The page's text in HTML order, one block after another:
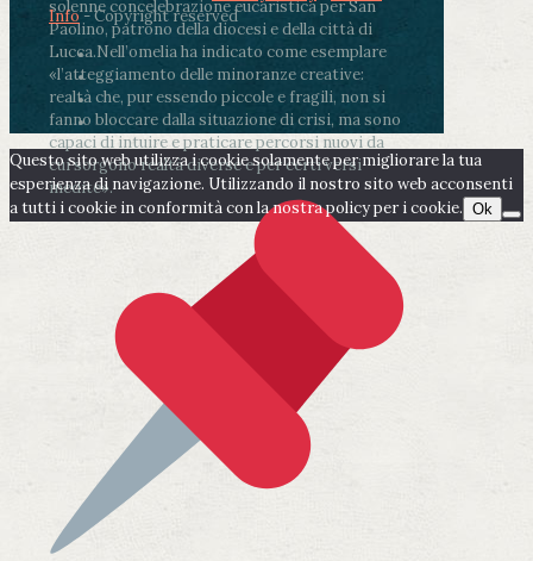
solenne concelebrazione eucaristica per San
Paolino, patrono della diocesi e della città di
Lucca.Nell’omelia ha indicato come esemplare
«l’atteggiamento delle minoranze creative:
realtà che, pur essendo piccole e fragili, non si
fanno bloccare dalla situazione di crisi, ma sono
capaci di intuire e praticare percorsi nuovi da
cui sorgono realtà diverse e per certi versi
inedite».
Info- Copyright reserved
Questo sito web utilizza i cookie solamente per migliorare la tua
esperienza di navigazione. Utilizzando il nostro sito web acconsenti
a tutti i cookie in conformità con la nostra policy per i cookie. Ok